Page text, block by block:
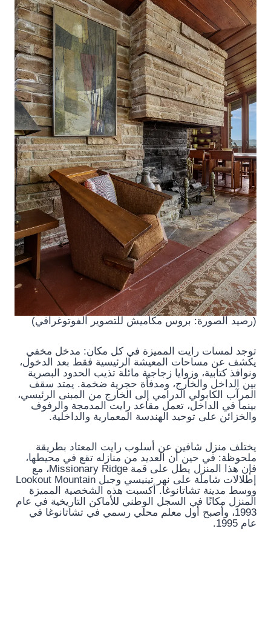
(رصيد الصورة: بروس مكاميش للتصوير الفوتوغرافي)
توجد لمسات رايت المميزة في كل مكان: مدخل مخفي
يكشف عن مساحات المعيشة الرئيسية فقط بعد الدخول،
ونوافذ كتابية، وزوايا زجاجية مائلة تذيب الحدود البصرية
بين الداخل والخارج، ومدفأة حجرية ضخمة. يمتد سقف
المرآب الكابولي الدرامي إلى الخارج من المبنى الرئيسي،
بينما في الداخل، تعمل مقاعد رايت المدمجة والرفوف
والخزائن على توحيد الهندسة المعمارية والداخلية.
يختلف منزل شافين عن أسلوب رايت المعتاد بطريقة
ملحوظة: في حين أن العديد من منازله تقع في محيطها،
فإن هذا المنزل يطل على قمة Missionary Ridge، مع
إطلالات شاملة على نهر تينيسي وجبل Lookout Mountain
ووسط مدينة تشاتانوغا. أكسبت هذه الشخصية المميزة
المنزل مكانًا في السجل الوطني للأماكن التاريخية في عام
1993، وأصبح أول معلم محلي رسمي في تشاتانوغا في
عام 1995.